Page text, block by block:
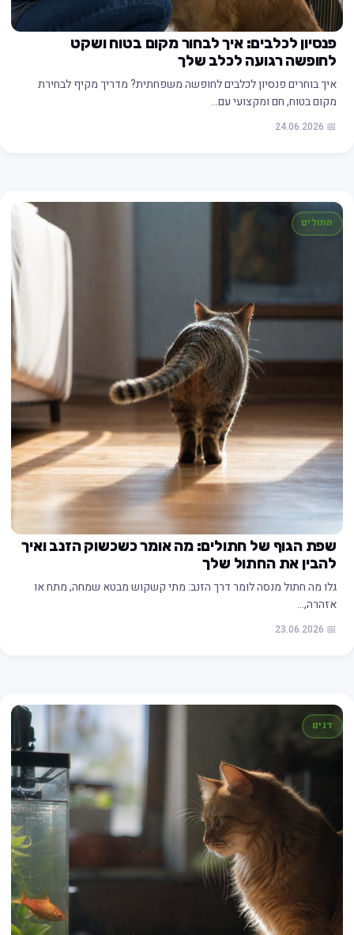
פנסיון לכלבים: איך לבחור מקום בטוח ושקט
לחופשה רגועה לכלב שלך
איך בוחרים פנסיון לכלבים לחופשה משפחתית? מדריך מקיף לבחירת
מקום בטוח, חם ומקצועי עם…
📅 24.06.2026
חתולים
שפת הגוף של חתולים: מה אומר כשכשוק הזנב ואיך
להבין את החתול שלך
גלו מה חתול מנסה לומר דרך הזנב: מתי קשקוש מבטא שמחה, מתח או
אזהרה,…
📅 23.06.2026
דגים